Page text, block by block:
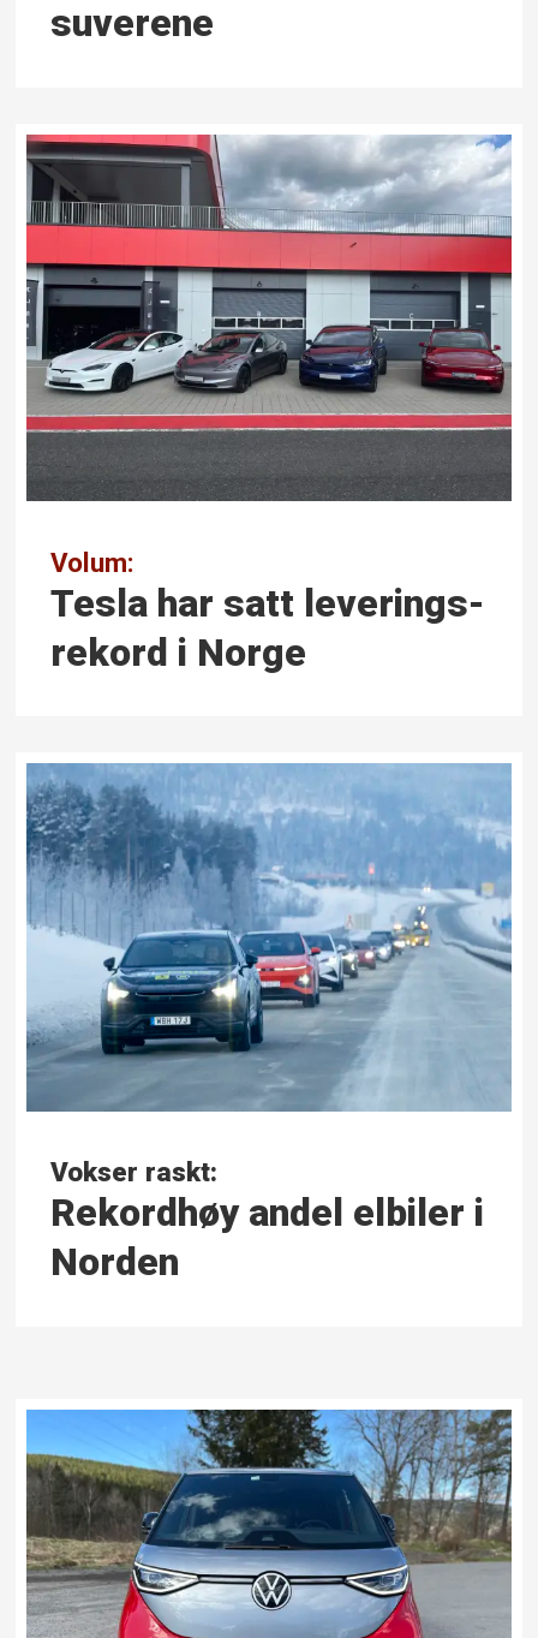
suverene
Volum:
Tesla har satt leverings­
rekord i Norge
Vokser raskt:
Rekordhøy andel elbiler i
Norden